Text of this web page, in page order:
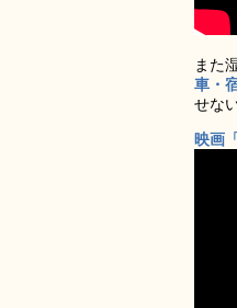
また
車・
せな
映画